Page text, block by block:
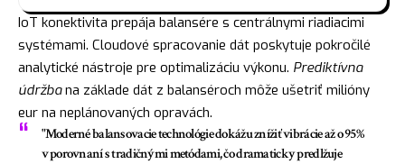
IoT konektivita prepája balansére s centrálnymi riadiacimi
systémami. Cloudové spracovanie dát poskytuje pokročilé
analytické nástroje pre optimalizáciu výkonu. Prediktívna
údržbana základe dát z balanséroch môže ušetriť milióny
eur na neplánovaných opravách.
"Moderné balansovacie technológie dokážu znížiť vibrácie až o 95%
v porovnaní s tradičnými metódami, čo dramaticky predlžuje